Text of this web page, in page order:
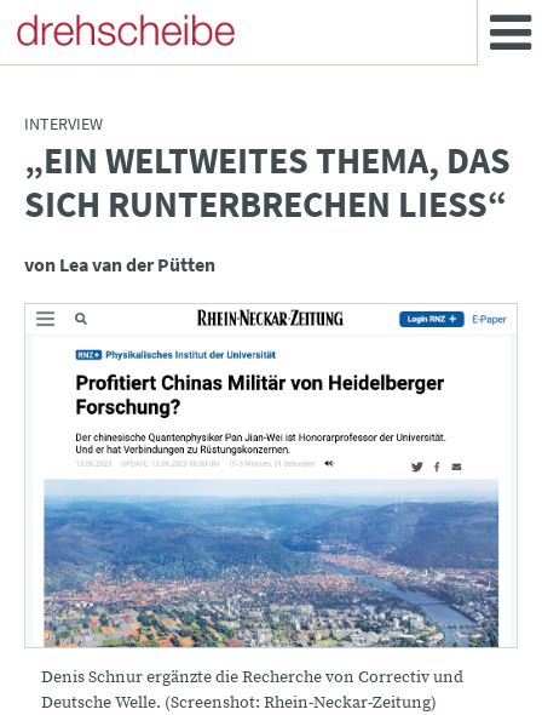
INTERVIEW
„EIN WELTWEITES THEMA, DAS
SICH RUNTERBRECHEN LIESS“
von Lea van der Pütten
Denis Schnur ergänzte die Recherche von Correctiv und
Deutsche Welle. (Screenshot: Rhein-Neckar-Zeitung)